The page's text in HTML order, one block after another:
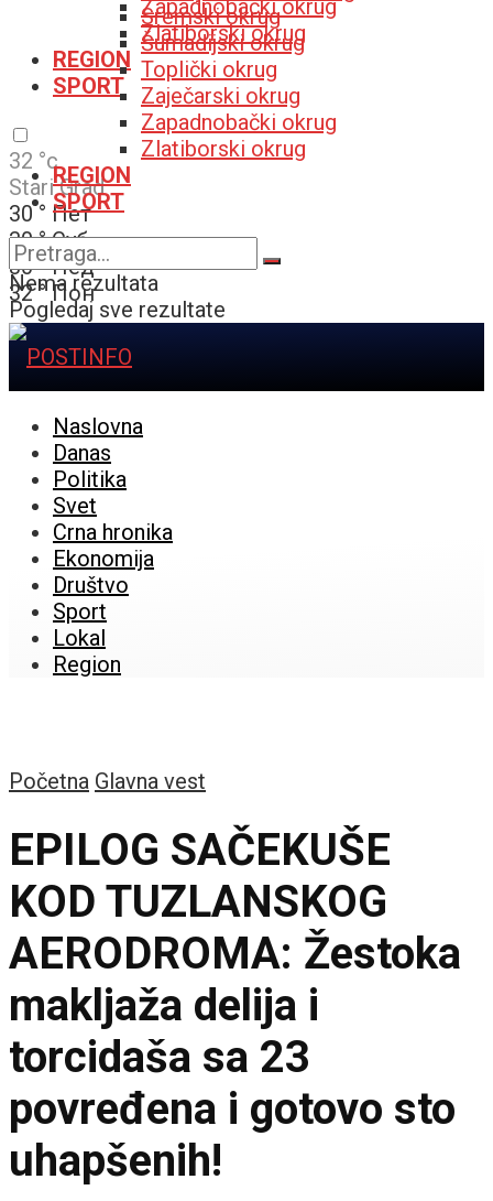
Zapadnobački okrug
Zlatiborski okrug
REGION
SPORT
32 °c
Stari Grad
30 ° Пет
30 ° Суб
30 ° Нед
32 ° Пон
Sremski okrug
Šumadijski okrug
Toplički okrug
Zaječarski okrug
Zapadnobački okrug
Zlatiborski okrug
REGION
SPORT
Nema rezultata
Pogledaj sve rezultate
Naslovna
Danas
Politika
Svet
Crna hronika
Ekonomija
Društvo
Sport
Lokal
Region
Početna Glavna vest
EPILOG SAČEKUŠE
KOD TUZLANSKOG
AERODROMA: Žestoka
makljaža delija i
torcidaša sa 23
povređena i gotovo sto
uhapšenih!